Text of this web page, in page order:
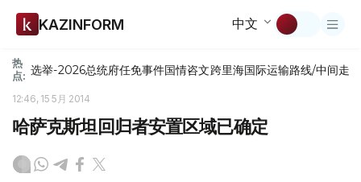
KAZINFORM 中文
热
点: 选举-2026总统府任免事件国情咨文跨里海国际运输路线/中间走廊
12:46, 15 5月 2014
哈萨克斯坦回归者安置区域已确定